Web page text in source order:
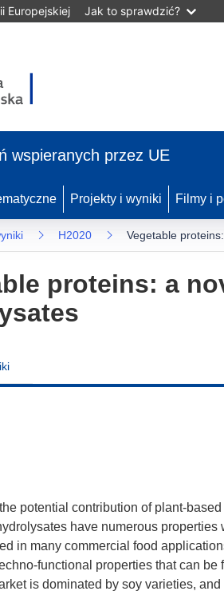
Europejskiej Jak to sprawdzić?
wspieranych przez UE
Projekty i wyniki Filmy i
H2020 Vegetable
proteins: a
potential contribution of plant-
have numerous
in many commercial food
functional properties that can
is dominated by soy varieties,